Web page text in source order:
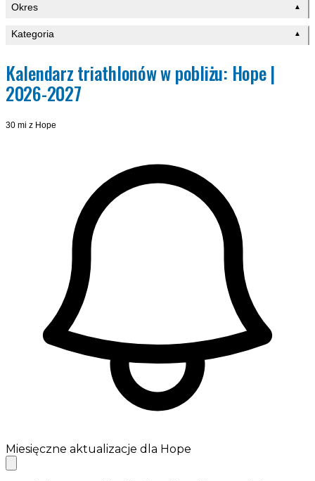
Okres ▲
Kategoria ▲
Kalendarz triathlonów w pobliżu: Hope |
2026-2027
30 mi z Hope
Miesięczne aktualizacje dla Hope